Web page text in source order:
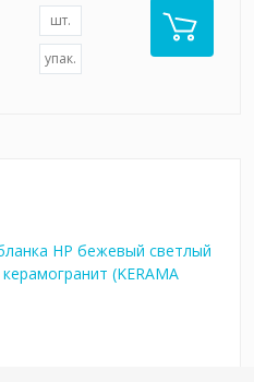
шт.
упак.